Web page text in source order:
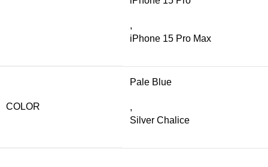
,
iPhone 15 Pro Max
COLOR
Pale Blue
,
Silver Chalice